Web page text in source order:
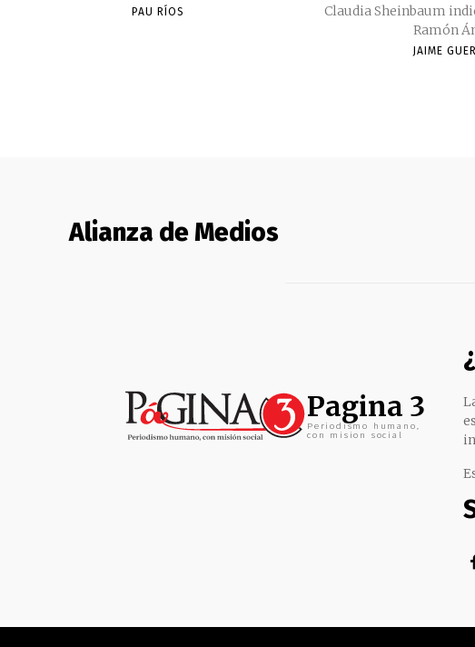
PAU RÍOS
Claudia Sheinbaum
Ramón
JAIME
Alianza de Medios
Pagina 3
Periodismo humano,
con mision social